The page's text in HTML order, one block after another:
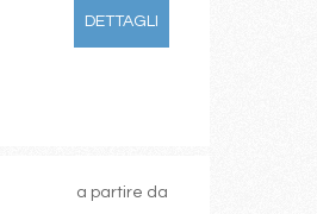
DETTAGLI
a partire da